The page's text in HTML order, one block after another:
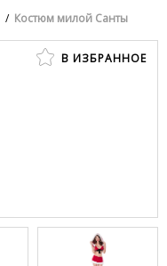
/ Костюм милой Санты
В ИЗБРАННОЕ